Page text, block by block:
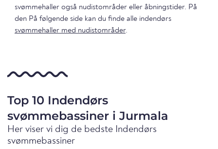
svømmehaller også nudistområder eller åbningstider. På
den På følgende side kan du finde alle indendørs
svømmehaller med nudistområder.
Top 10 Indendørs
svømmebassiner i Jurmala
Her viser vi dig de bedste Indendørs
svømmebassiner